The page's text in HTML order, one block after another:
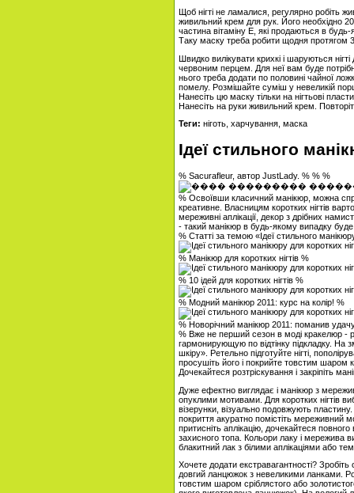
Щоб нігті не ламалися, регулярно робіть
живильний крем для рук. Його необхідно
частина вітаміну Е, які продаються в
Таку маску треба робити щодня протягом
Швидко вилікувати крихкі і шаруються
червоним перцем. Для неї вам буде
нього треба додати по половині чайної
помелу. Розмішайте суміш у невеликій
Нанесіть цю маску тільки на нігтьові
Нанесіть на руки живильний крем.
Теги: ніготь, харчування, маска
Ідеї ​​стильного
% Sacurafleur, автор JustLady. % % %
% Освоївши класичний манікюр, можна
креативне. Власницям коротких нігтів
мереживні аплікації, декор з дрібних
- такий манікюр в будь-якому випадку
% Статті за темою «Ідеї стильного
% Манікюр для коротких нігтів %
% 10 ідей для коротких нігтів %
% Модний манікюр 2011: курс на колір! %
% Новорічний манікюр 2011: поманив
% Вже не перший сезон в моді кракелюр -
гармонирующую по відтінку підкладку. На
шкіру». Ретельно підготуйте нігті,
просушіть його і покрийте товстим шаром
Дочекайтеся розтріскування і закріпіть
Дуже ефектно виглядає і манікюр з
опуклими мотивами. Для коротких нігтів
візерунки, візуально подовжують
покриття акуратно помістіть мереживний
притисніть аплікацію, дочекайтеся
захисного топа. Кольори лаку і мережива
блакитний лак з білими аплікаціями або
Хочете додати екстравагантності?
довгий ланцюжок з невеликими ланками.
товстим шаром сріблястого або